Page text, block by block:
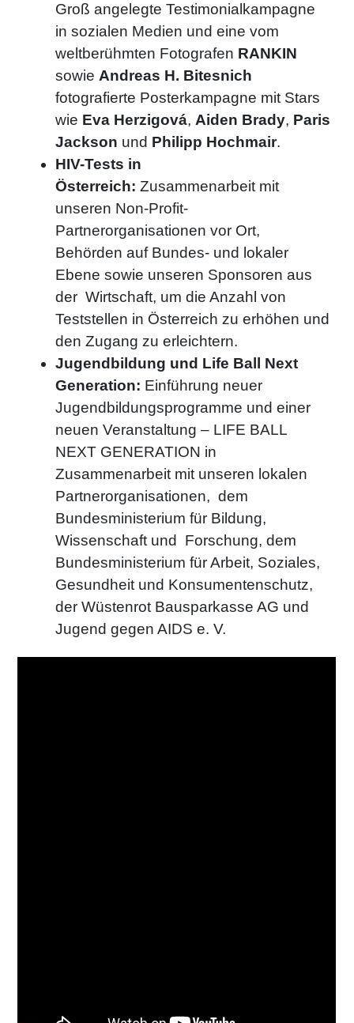
Groß angelegte Testimonialkampagne
in sozialen Medien und eine vom
weltberühmten Fotografen RANKIN
sowie Andreas H. Bitesnich
fotografierte Posterkampagne mit Stars
wie Eva Herzigová, Aiden Brady, Paris
Jackson und Philipp Hochmair.
HIV-Tests in
Österreich: Zusammenarbeit mit
unseren Non-Profit-
Partnerorganisationen vor Ort,
Behörden auf Bundes- und lokaler
Ebene sowie unseren Sponsoren aus
der Wirtschaft, um die Anzahl von
Teststellen in Österreich zu erhöhen und
den Zugang zu erleichtern.
Jugendbildung und Life Ball Next
Generation: Einführung neuer
Jugendbildungsprogramme und einer
neuen Veranstaltung – LIFE BALL
NEXT GENERATION in
Zusammenarbeit mit unseren lokalen
Partnerorganisationen, dem
Bundesministerium für Bildung,
Wissenschaft und Forschung, dem
Bundesministerium für Arbeit, Soziales,
Gesundheit und Konsumentenschutz,
der Wüstenrot Bausparkasse AG und
Jugend gegen AIDS e. V.